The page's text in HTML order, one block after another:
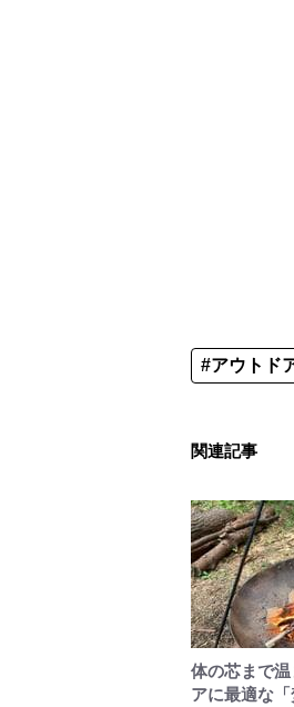
#アウトド
関連記事
体の芯まで
アに最適な